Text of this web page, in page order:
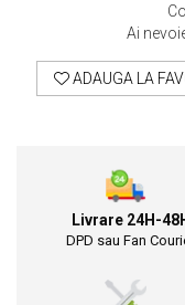
Tocatoare agricole
Articole Electrice
Surse de iluminat
Scule Pentru
Ciocane rotopercutoare
Ai
ADAUGA LA
Livrare 24H-
DPD sau Fan